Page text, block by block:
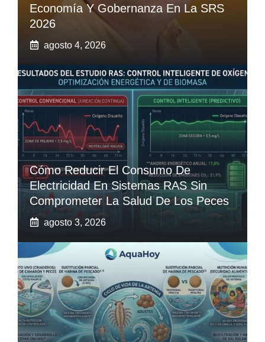
Economía Y Gobernanza En La SRS
2026
agosto 4, 2026
Cómo Reducir El Consumo De
Electricidad En Sistemas RAS Sin
Comprometer La Salud De Los Peces
agosto 3, 2026